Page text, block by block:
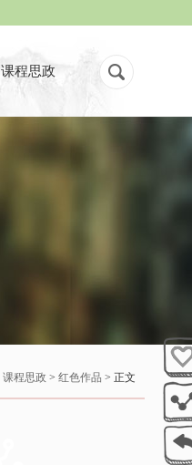
课程思政
课程思政 > 红色作品 > 正文